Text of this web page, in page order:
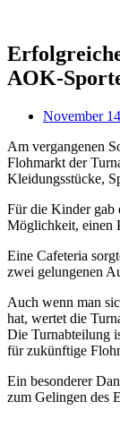
AOK-
November
Am vergangenen
Flohmarkt der
Kleidungsstücke,
Für die Kinder gab
Möglichkeit, einen
Eine Cafeteria
zwei gelungenen
Auch wenn man
hat, wertet die
Die Turnabteilung
für zukünftige
Ein besonderer
zum Gelingen des